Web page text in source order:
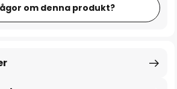
om denna produkt?